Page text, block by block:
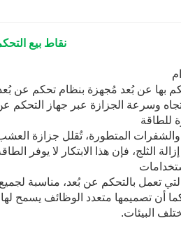
نقاط بيع
بها عن بُعد مُجهزة بنظام تحكم عن
وسرعة الجزازة عبر جهاز التحكم
للطاقة
المتطورة، تُقلل جزازة العشب
الثلج، فإن هذا الابتكار لا
تعمل بالتحكم عن بُعد، مناسبة
أن تصميمها متعدد الوظائف يسمح
البيئات.